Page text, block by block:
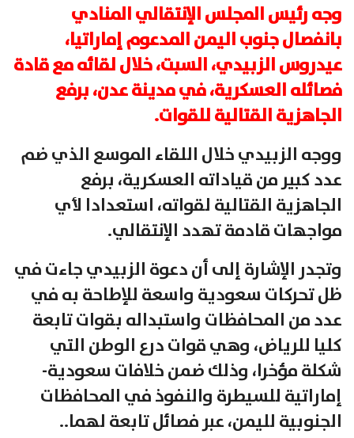
وجه رئيس المجلس الإنتقالي المنادي
بانفصال جنوب اليمن المدعوم إماراتيا،
عيدروس الزبيدي، السبت، خلال لقائه مع قادة
فصائله العسكرية، في مدينة عدن، برفع
الجاهزية القتالية للقوات.
ووجه الزبيدي خلال اللقاء الموسع الذي ضم
عدد كبير من قياداته العسكرية، برفع
الجاهزية القتالية لقواته، استعدادا لأي
مواجهات قادمة تهدد الإنتقالي.
وتجدر الإشارة إلى أن دعوة الزبيدي جاءت في
ظل تحركات سعودية واسعة للإطاحة به في
عدد من المحافظات واستبداله بقوات تابعة
كليا للرياض، وهي قوات درع الوطن التي
شكلة مؤخرا، وذلك ضمن خلافات سعودية-
إماراتية للسيطرة والنفوذ في المحافظات
الجنوبية لليمن، عبر فصائل تابعة لهما..